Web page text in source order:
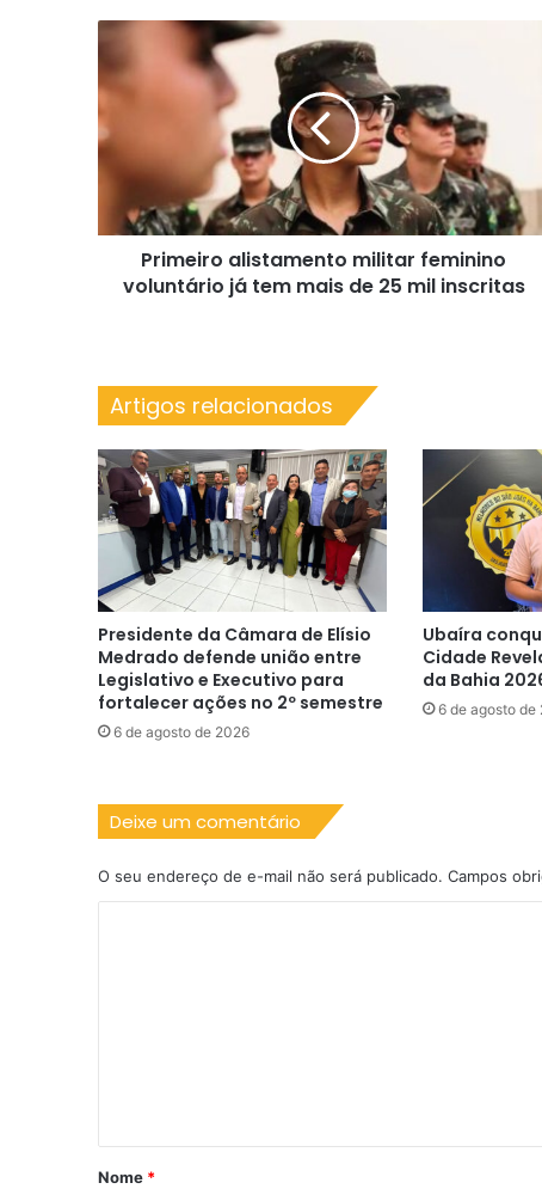
Primeiro
militar
feminino
voluntário
mais
de
Primeiro alistamento militar feminino
voluntário já tem mais de 25 mil inscritas
Artigos relacionados
Presidente da Câmara de Elísio
Medrado defende união entre
Legislativo e Executivo para
fortalecer ações no 2º semestre
6 de agosto de 2026
Ubaíra
Cidade
da Bahia
6 de agosto de
Deixe um comentário
O seu endereço de e-mail não será publicado. Campos
r
Nome *